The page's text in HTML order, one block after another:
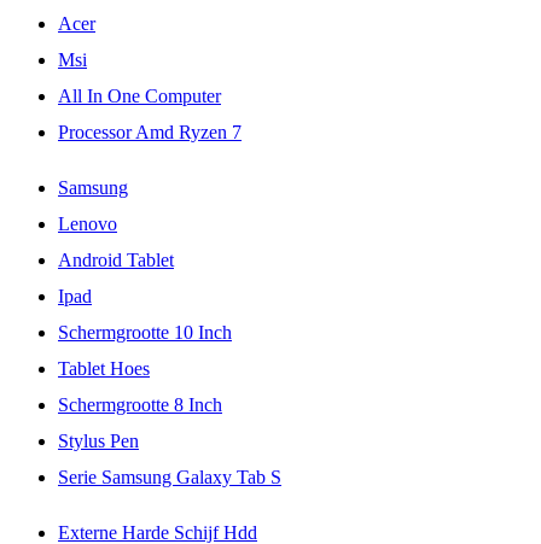
Acer
Msi
All In One Computer
Processor Amd Ryzen 7
Samsung
Lenovo
Android Tablet
Ipad
Schermgrootte 10 Inch
Tablet Hoes
Schermgrootte 8 Inch
Stylus Pen
Serie Samsung Galaxy Tab S
Externe Harde Schijf Hdd